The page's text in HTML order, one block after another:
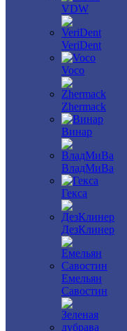
VDW
VeriDent
Voco
Zhermack
Винар
ВладМиВа
Гекса
ДезКлинер
Емельян
Савостин